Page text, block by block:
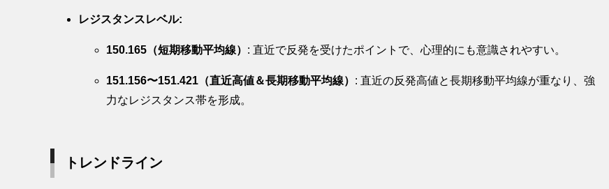
レジスタンスレベル:
150.165（短期移動平均線） : 直近で反発を受けたポイントで、心理的にも意識されやすい。
151.156〜151.421（直近高値＆長期移動平均線） : 直近の反発高値と長期移動平均線が重なり、強
力なレジスタンス帯を形成。
トレンドライン